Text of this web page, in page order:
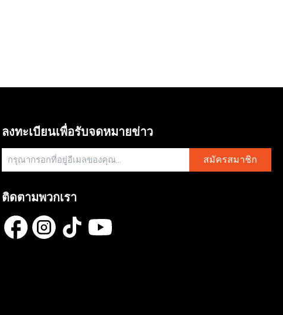
ลงทะเบียนเพื่อรับจดหมายข่าว
สมัครสมาชิก
ติดตามพวกเรา